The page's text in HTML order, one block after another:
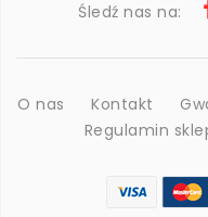
Śledź nas na:
O nas Kontakt
Regulamin